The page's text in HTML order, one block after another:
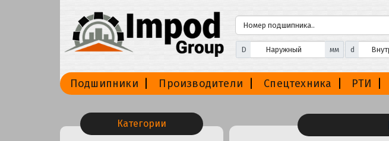
D мм d
Подшипники Производители Спецтехника РТИ
Категории